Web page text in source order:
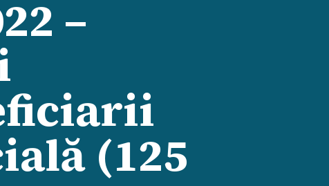
–
(125